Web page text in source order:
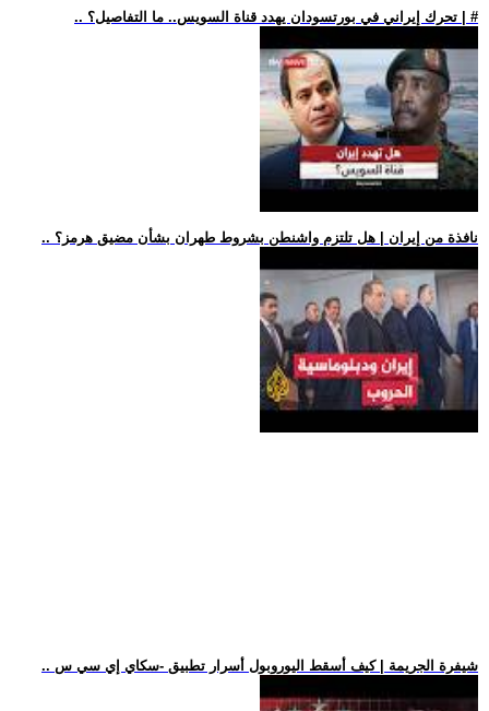
.. تحرك إيراني في بورتسودان يهدد قناة السويس.. ما التفاصيل؟ | #
.. نافذة من إيران | هل تلتزم واشنطن بشروط طهران بشأن مضيق هرمز؟
.. شيفرة الجريمة | كيف أسقط اليوروبول أسرار تطبيق -سكاي إي سي س